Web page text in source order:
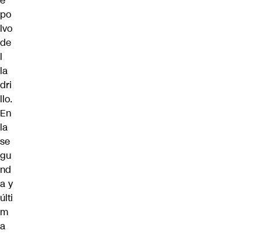
po
lvo
de
l
la
dri
llo.
En
la
se
gu
nd
a y
últi
m
a